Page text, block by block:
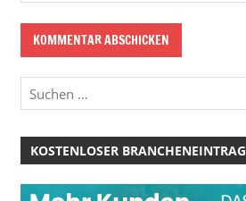
KOSTENLOSER BRANCHENEINTRAG